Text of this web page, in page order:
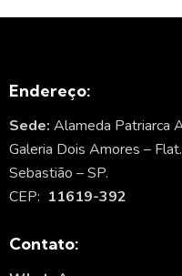
Endereço:
Sede: Alameda Patriarca
Galeria Dois Amores –
Sebastião – SP.
CEP: 11619-392
Contato: